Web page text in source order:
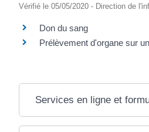
Vérifié le 05/05/2020 - Direction de
Don du sang
Prélèvement d'organe sur
Services en ligne et